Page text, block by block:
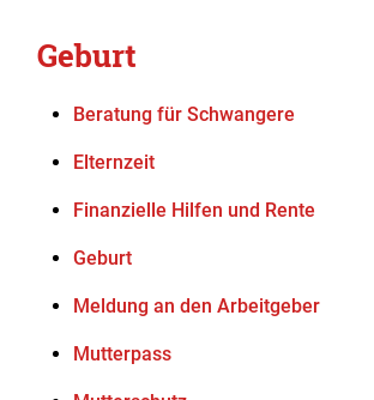
Geburt
Beratung für Schwangere
Elternzeit
Finanzielle Hilfen und Rente
Geburt
Meldung an den Arbeitgeber
Mutterpass